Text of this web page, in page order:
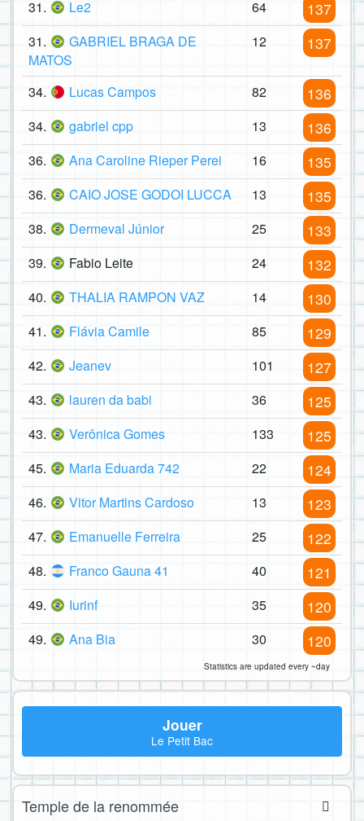
31. Le2 64 137
31.
GABRIEL BRAGA DE
MATOS
12 137
34. Lucas Campos 82 136
34. gabriel cpp 13 136
36. Ana Caroline Rieper Perei 16 135
36. CAIO JOSE GODOI LUCCA 13 135
38. Dermeval Júnior 25 133
39. Fabio Leite 24 132
40. THALIA RAMPON VAZ 14 130
41. Flávia Camile 85 129
42. Jeanev 101 127
43. lauren da babi 36 125
43. Verônica Gomes 133 125
45. Maria Eduarda 742 22 124
46. Vitor Martins Cardoso 13 123
47. Emanuelle Ferreira 25 122
48. Franco Gauna 41 40 121
49. Iurinf 35 120
49. Ana Bia 30 120
Statistics are updated every ~day
Jouer
Le Petit Bac
Temple de la renommée